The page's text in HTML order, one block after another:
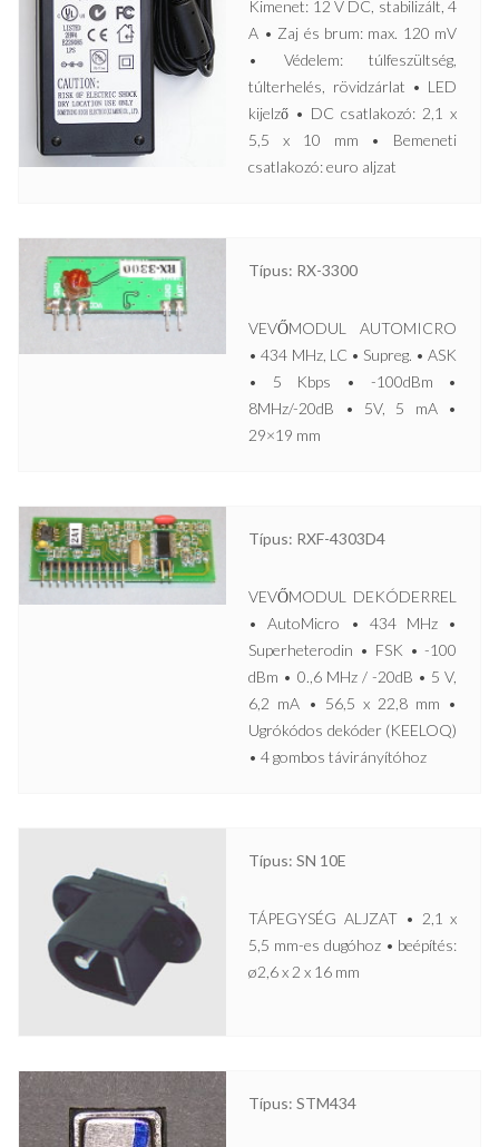
Kimenet: 12 V DC, stabilizált, 4
A • Zaj és brum: max. 120 mV
• Védelem: túlfeszültség,
túlterhelés, rövidzárlat • LED
kijelző • DC csatlakozó: 2,1 x
5,5 x 10 mm • Bemeneti
csatlakozó: euro aljzat
Típus: RX-3300
VEVŐMODUL AUTOMICRO
• 434 MHz, LC • Supreg. • ASK
• 5 Kbps • -100dBm •
8MHz/-20dB • 5V, 5 mA •
29×19 mm
Típus: RXF-4303D4
VEVŐMODUL DEKÓDERREL
• AutoMicro • 434 MHz •
Superheterodin • FSK • -100
dBm • 0.,6 MHz / -20dB • 5 V,
6,2 mA • 56,5 x 22,8 mm •
Ugrókódos dekóder (KEELOQ)
• 4 gombos távirányítóhoz
Típus: SN 10E
TÁPEGYSÉG ALJZAT • 2,1 x
5,5 mm-es dugóhoz • beépítés:
ø2,6 x 2 x 16 mm
Típus: STM434